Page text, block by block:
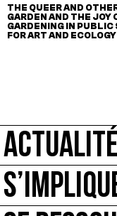
THE QUEER AND
GARDEN AND THE JOY
GARDENING IN PUBLIC
FOR ART AND ECOLOGY